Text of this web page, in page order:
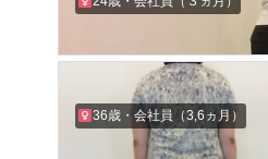
36歳・会社員（3,6ヵ月）